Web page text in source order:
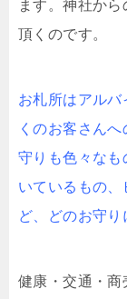
ます。神社か
頂くのです。
お札所はアル
くのお客さん
守りも色々なも
いているもの
ど、どのお守り
健康・交通・商